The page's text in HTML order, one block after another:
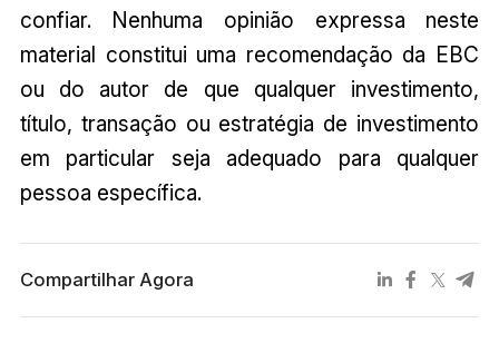
confiar. Nenhuma opinião expressa neste
material constitui uma recomendação da EBC
ou do autor de que qualquer investimento,
título, transação ou estratégia de investimento
em particular seja adequado para qualquer
pessoa específica.
Compartilhar Agora